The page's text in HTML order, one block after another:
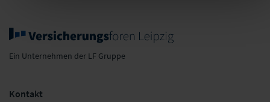
Ein Unternehmen der LF Gruppe
Kontakt